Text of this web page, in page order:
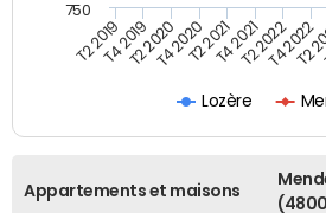
Lozère
T2 2019T4 2019T2 2020T4 2020T2 2021T4 2021T2 2022T4 2022
T2
750
Appartements et maisons